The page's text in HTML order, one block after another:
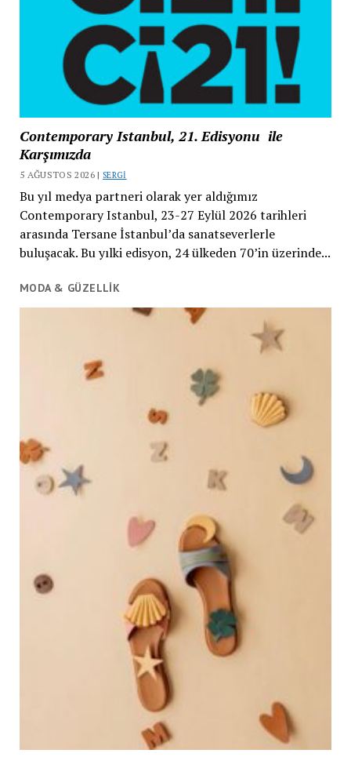
Contemporary Istanbul, 21. Edisyonu ile
Karşımızda
5 AĞUSTOS 2026 | SERGI
Bu yıl medya partneri olarak yer aldığımız
Contemporary Istanbul, 23-27 Eylül 2026 tarihleri
arasında Tersane İstanbul’da sanatseverlerle
buluşacak. Bu yılki edisyon, 24 ülkeden 70’in üzerinde...
MODA & GÜZELLİK